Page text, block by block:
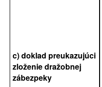
c) doklad preukazujúci
zloženie dražobnej
zábezpeky